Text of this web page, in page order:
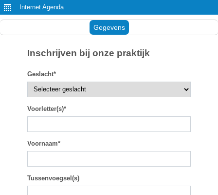
Internet Agenda
Gegevens
Inschrijven bij onze praktijk
Geslacht*
Voorletter(s)*
Voornaam*
Tussenvoegsel(s)